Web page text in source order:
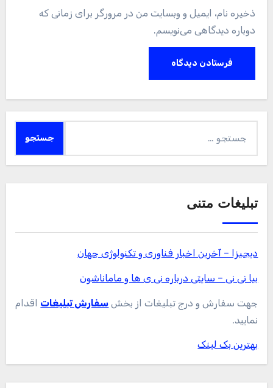
ذخیره نام، ایمیل و وبسایت من در مرورگر برای زمانی که
دوباره دیدگاهی می‌نویسم.
برای:
تبلیغات متنی
دیجیزا – آخرین اخبار فناوری و تکنولوژی جهان
بیا نی نی – سایتی درباره نی ی ها و ماماناشون
جهت سفارش و درج تبلیغات از بخش سفارش تبلیغات اقدام
نمایید.
بهترین بک لینک